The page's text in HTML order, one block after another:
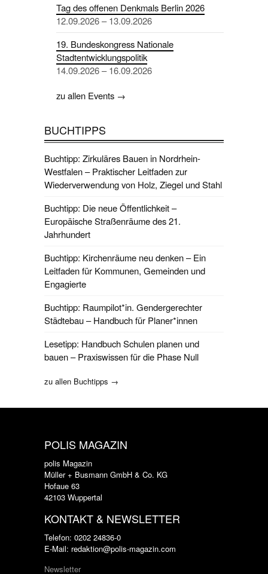
Tag des offenen Denkmals Berlin 2026
12.09.2026 – 13.09.2026
19. Bundeskongress Nationale
Stadtentwicklungspolitik
14.09.2026 – 16.09.2026
zu allen Events →
BUCHTIPPS
Buchtipp: Zirkuläres Bauen in Nordrhein-
Westfalen – Praktischer Leitfaden zur
Wiederverwendung von Holz, Ziegel und Stahl
Buchtipp: Die neue Öffentlichkeit –
Europäische Straßenräume des 21.
Jahrhundert
Buchtipp: Kirchenräume neu denken – Ein
Leitfaden für Kommunen, Gemeinden und
Engagierte
Buchtipp: Raumpilot*in. Gendergerechter
Städtebau – Handbuch für Planer*innen
Lesetipp: Handbuch Schulen planen und
bauen – Praxiswissen für die Phase Null
zu allen Buchtipps →
POLIS MAGAZIN
polis Magazin
Müller + Busmann GmbH & Co. KG
Hofaue 63
42103 Wuppertal
KONTAKT & NEWSLETTER
Telefon: 0202 24836-0
E-Mail: redaktion@polis-magazin.com
Newsletter